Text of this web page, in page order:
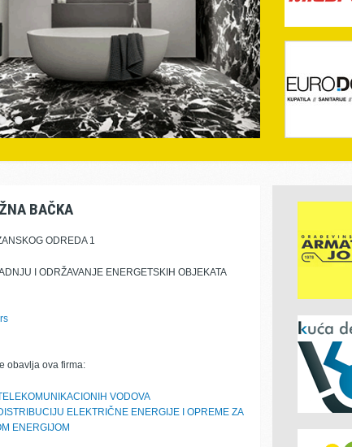
BAČKA
ODREDA 1
I ODRŽAVANJE ENERGETSKIH OBJEKATA
obavlja ova firma:
VODOVA
ELEKTRIČNE ENERGIJE I OPREME ZA
ENERGIJOM